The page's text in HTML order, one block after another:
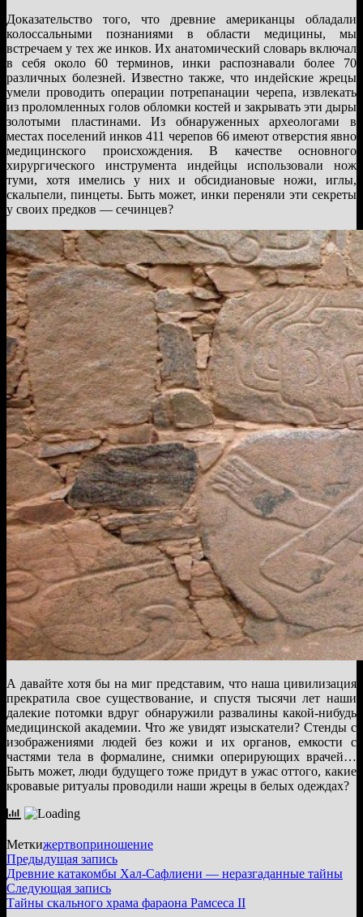
Доказательство того, что древние американцы обладали
колоссальными познаниями в области медицины, мы
встречаем у тех же инков. Их анатомический словарь включал
в себя около 60 терминов, инки распознавали более 70
различных болезней. Известно также, что индейские жрецы
умели проводить операции потрепанации черепа, извлекать
из проломленных голов обломки костей и закрывать эти дыры
золотыми пластинами. Из обнаруженных археологами в
местах поселений инков 411 черепов 66 имеют отверстия явно
медицинского происхождения. В качестве основного
хирургического инструмента индейцы использовали нож
туми, хотя имелись у них и обсидиановые ножи, иглы,
скальпели, пинцеты. Быть может, инки переняли эти секреты
у своих предков — сечинцев?
А давайте хотя бы на миг представим, что наша цивилизация
прекратила свое существование, и спустя тысячи лет наши
далекие потомки вдруг обнаружили развалины какой-нибудь
медицинской академии. Что же увидят изыскатели? Стенды с
изображениями людей без кожи и их органов, емкости с
частями тела в формалине, снимки оперирующих врачей…
Быть может, люди будущего тоже придут в ужас оттого, какие
кровавые ритуалы проводили наши жрецы в белых одеждах?
Меткижертвоприношение
Навигация
по
записям
Предыдущая записьПредыдущая
запись:
Древние катакомбы Хал-Сафлиени — неразгаданные тайны
Следующая записьСледующая
запись:
Тайны скального храма фараона Рамсеса II